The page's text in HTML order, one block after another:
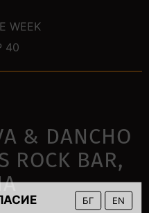
БГ EN
WEEK
40
& DANCHO
ROCK BAR,